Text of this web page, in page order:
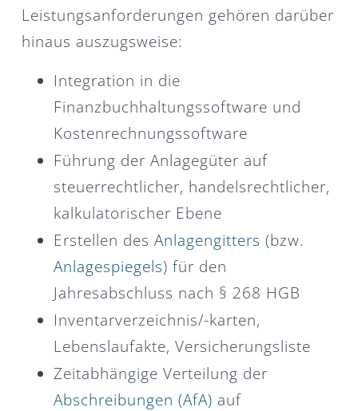
Leistungsanforderungen gehören darüber
hinaus auszugsweise:
Integration in die
Finanzbuchhaltungssoftware und
Kostenrechnungssoftware
Führung der Anlagegüter auf
steuerrechtlicher, handelsrechtlicher,
kalkulatorischer Ebene
Erstellen des Anlagengitters (bzw.
Anlagespiegels) für den
Jahresabschluss nach § 268 HGB
Inventarverzeichnis/-karten,
Lebenslaufakte, Versicherungsliste
Zeitabhängige Verteilung der
Abschreibungen (AfA) auf